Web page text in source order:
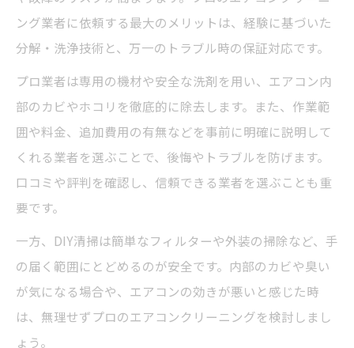
ング業者に依頼する最大のメリットは、経験に基づいた
分解・洗浄技術と、万一のトラブル時の保証対応です。
プロ業者は専用の機材や安全な洗剤を用い、エアコン内
部のカビやホコリを徹底的に除去します。また、作業範
囲や料金、追加費用の有無などを事前に明確に説明して
くれる業者を選ぶことで、後悔やトラブルを防げます。
口コミや評判を確認し、信頼できる業者を選ぶことも重
要です。
一方、DIY清掃は簡単なフィルターや外装の掃除など、手
の届く範囲にとどめるのが安全です。内部のカビや臭い
が気になる場合や、エアコンの効きが悪いと感じた時
は、無理せずプロのエアコンクリーニングを検討しまし
ょう。